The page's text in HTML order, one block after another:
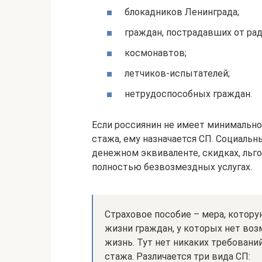
блокадников Ленинграда;
граждан, пострадавших от
космонавтов;
летчиков-испытателей;
нетрудоспособных граждан.
Если россиянин не имеет
стажа, ему назначается СП.
денежном эквиваленте, скидках,
полностью безвозмездных услугах.
Страховое пособие – мера,
жизни граждан, у которых нет
жизнь. Тут нет никаких
стажа. Различается три вида СП: